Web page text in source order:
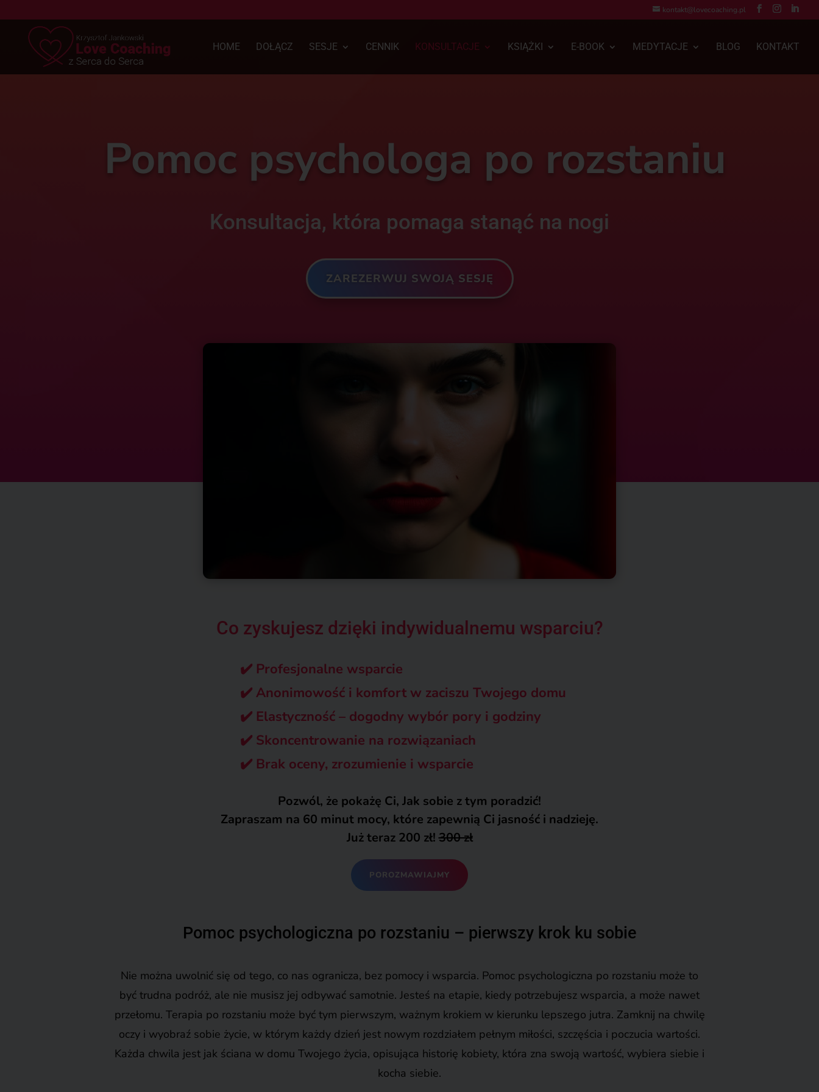
kontakt@lovecoaching.pl
HOME DOŁĄCZ SESJE CENNIK KONSULTACJE KSIĄŻKI E-BOOK MEDYTACJE BLOG KONTAKT
Pomoc psychologa po rozstaniu
Konsultacja, która pomaga stanąć na nogi
ZAREZERWUJ SWOJĄ SESJĘ
Co zyskujesz dzięki indywidualnemu wsparciu?
✔️ Profesjonalne wsparcie
✔️ Anonimowość i komfort w zaciszu Twojego domu
✔️ Elastyczność – dogodny wybór pory i godziny
✔️ Skoncentrowanie na rozwiązaniach
✔️ Brak oceny, zrozumienie i wsparcie
Pozwól, że pokażę Ci, Jak sobie z tym poradzić!
Zapraszam na 60 minut mocy, które zapewnią Ci jasność i nadzieję.
Już teraz 200 zł!300 zł
POROZMAWIAJMY
Pomoc psychologiczna po rozstaniu – pierwszy krok ku sobie
Nie można uwolnić się od tego, co nas ogranicza, bez pomocy i wsparcia. Pomoc psychologiczna po rozstaniu może to
być trudna podróż, ale nie musisz jej odbywać samotnie. Jesteś na etapie, kiedy potrzebujesz wsparcia, a może nawet
przełomu. Terapia po rozstaniu może być tym pierwszym, ważnym krokiem w kierunku lepszego jutra. Zamknij na chwilę
oczy i wyobraź sobie życie, w którym każdy dzień jest nowym rozdziałem pełnym miłości, szczęścia i poczucia wartości.
Każda chwila jest jak ściana w domu Twojego życia, opisująca historię kobiety, która zna swoją wartość, wybiera siebie i
kocha siebie.